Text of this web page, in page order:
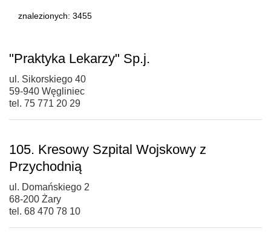
znalezionych: 3455
"Praktyka Lekarzy" Sp.j.
ul. Sikorskiego 40
59-940 Węgliniec
tel. 75 771 20 29
105. Kresowy Szpital Wojskowy z
Przychodnią
ul. Domańskiego 2
68-200 Żary
tel. 68 470 78 10